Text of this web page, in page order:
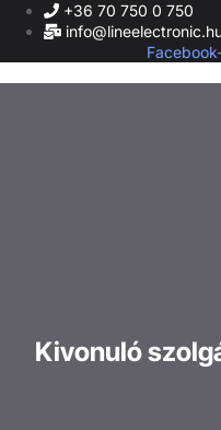
Ugrás
+36 70 750 0 750
Kivonuló